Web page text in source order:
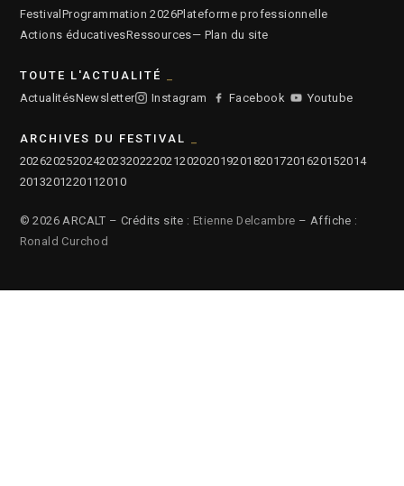
Festival Programmation 2026Plateforme professionnelle
Actions éducativesRessources— Plan du site
TOUTE L'ACTUALITÉ
ActualitésNewsletter Instagram Facebook Youtube
ARCHIVES DU FESTIVAL
2026202520242023202220212020201920182017201620152014
2013201220112010
© 2026 ARCALT – Crédits site : Etienne Delcambre – Affiche :
Ronald Curchod